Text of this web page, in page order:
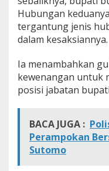
L
a
n
g
u
n
g
N
a
n
t
Hubungan
tergantung jenis
dalam kesaksiannya.
Ia menambahkan
kewenangan untuk
posisi jabatan
BACA JUGA :
Perampokan
Sutomo